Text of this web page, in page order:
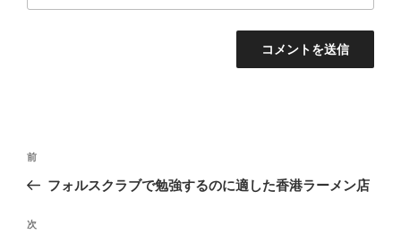
投
ビ
前
の
稿
前
フォルスクラブで勉強するのに適した香港ラーメン店
次
次